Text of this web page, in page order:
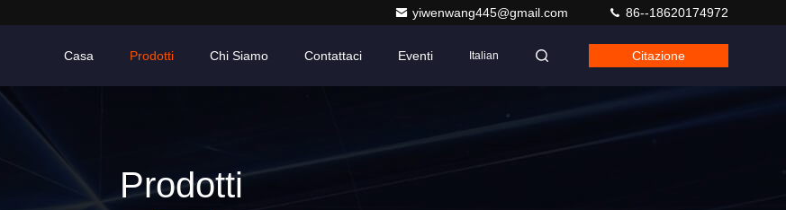
yiwenwang445@gmail.com 86--18620174972
Casa Prodotti Chi Siamo Contattaci Eventi Italian Citazione
Prodotti